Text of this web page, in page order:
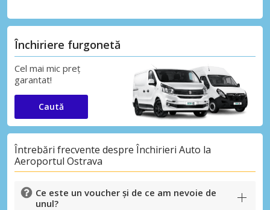
Închiriere furgonetă
Cel mai mic preț
garantat!
Caută
Întrebări frecvente despre Închirieri Auto la
Aeroportul Ostrava
Ce este un voucher și de ce am nevoie de
unul?